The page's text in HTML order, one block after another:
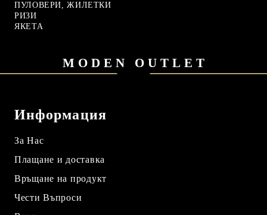
ПУЛОВЕРИ, ЖИЛЕТКИ
РИЗИ
ЯКЕТА
MODEN OUTLET
Информация
За Нас
Плащане и доставка
Връщане на продукт
Чести Въпроси